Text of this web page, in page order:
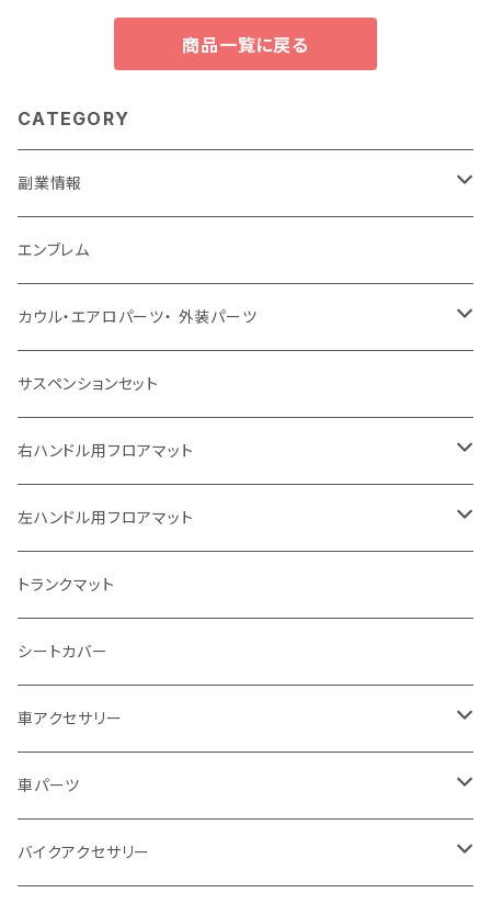
商品一覧に戻る
CATEGORY
副業情報
せどり
古着系
コンテンツビジネス
エンブレム
カウル・エアロパーツ・ 外装パーツ
ホンダ
ヤマハ
スズキ
カワサキ
BMW
ドゥカティ - Ducati
トライアンフ
アプリリア - APRILIA
サスペンションセット
右ハンドル用フロアマット
トヨタ
日産
ホンダ
スズキ
マツダ
ミツビシ
左ハンドル用フロアマット
トヨタ
日産
ホンダ
スズキ
マツダ
トランクマット
シートカバー
車アクセサリー
トヨタ
日産
車パーツ
ボンネット
バイクアクセサリー